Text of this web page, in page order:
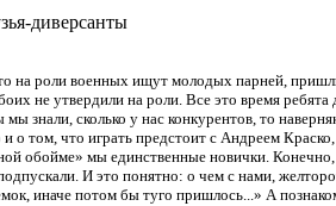
диверсанты
на роли военных ищут молодых парней,
не утвердили на роли. Все это время
знали, сколько у нас конкурентов, то
о том, что играть предстоит с Андреем
обойме» мы единственные новички. Конечно,
И это понятно: о чем с нами,
иначе потом бы туго пришлось...» А